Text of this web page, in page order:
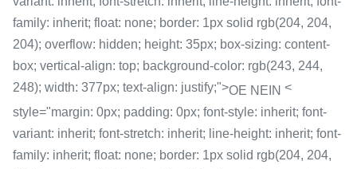
family: inherit; float: none; border: 1px solid rgb(204, 204,
204); overflow: hidden; height: 35px; box-sizing: content-
box; vertical-align: top; background-color: rgb(243, 244,
248); width: 377px; text-align: justify;">OE NEIN <
style="margin: 0px; padding: 0px; font-style: inherit; font-
variant: inherit; font-stretch: inherit; line-height: inherit; font-
family: inherit; float: none; border: 1px solid rgb(204, 204,